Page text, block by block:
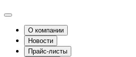
О компании
Новости
Прайс-листы